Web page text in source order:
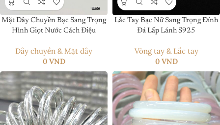
Mặt Dây Chuyền Bạc Sang Trọng
Hình Giọt Nước Cách Điệu
Dây chuyền & Mặt dây
0 VND
Lắc Tay Bạc Nữ Sang Trọng Đính
Đá Lấp Lánh S925
Vòng tay & Lắc tay
0 VND